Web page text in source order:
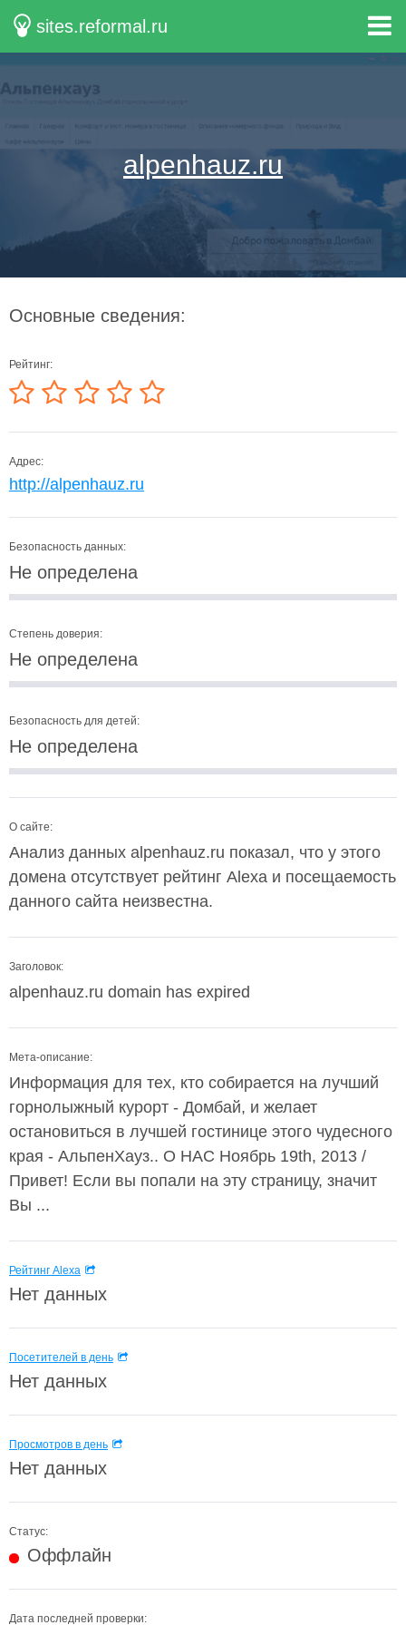
sites.reformal.ru
alpenhauz.ru
Основные сведения:
Рейтинг:
Адрес:
http://alpenhauz.ru
Безопасность данных:
Не определена
Степень доверия:
Не определена
Безопасность для детей:
Не определена
О сайте:
Анализ данных alpenhauz.ru показал, что у этого
домена отсутствует рейтинг Alexa и посещаемость
данного сайта неизвестна.
Заголовок:
alpenhauz.ru domain has expired
Мета-описание:
Информация для тех, кто собирается на лучший
горнолыжный курорт - Домбай, и желает
остановиться в лучшей гостинице этого чудесного
края - АльпенХауз.. О НАС Ноябрь 19th, 2013 /
Привет! Если вы попали на эту страницу, значит
Вы ...
Рейтинг Alexa
Нет данных
Посетителей в день
Нет данных
Просмотров в день
Нет данных
Статус:
Оффлайн
Дата последней проверки: